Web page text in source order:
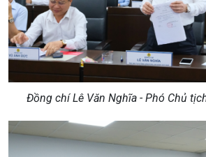
Đồng chí Lê Văn Nghĩa - Phó Chủ